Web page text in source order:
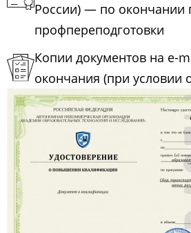
России) — по окончании
профпереподготовки
Копии документов на e-
окончания (при условии